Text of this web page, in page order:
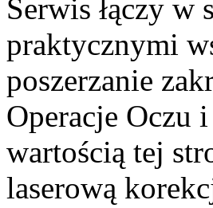
Serwis łączy w
praktycznymi
poszerzanie
Operacje Oczu
wartością tej
laserową